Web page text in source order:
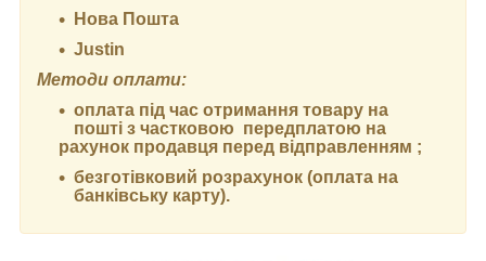
Нова Пошта
Justin
Методи оплати:
оплата під час отримання товару на
пошті з частковою передплатою на
рахунок продавця перед відправленням ;
безготівковий розрахунок (оплата на
банківську карту).